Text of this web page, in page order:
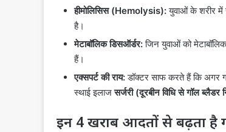
हीमोलिसिस (Hemolysis):युवाओं के शरीर में
है।
मेटाबॉलिक डिसऑर्डर:जिन युवाओं को
हैं।
एक्सपर्ट की राय:डॉक्टर साफ करते हैं कि अगर
स्थाई इलाजसर्जरी (दूरबीन विधि से गॉल ब्लैडर
इन 4 खराब आदतों से बढ़ता है